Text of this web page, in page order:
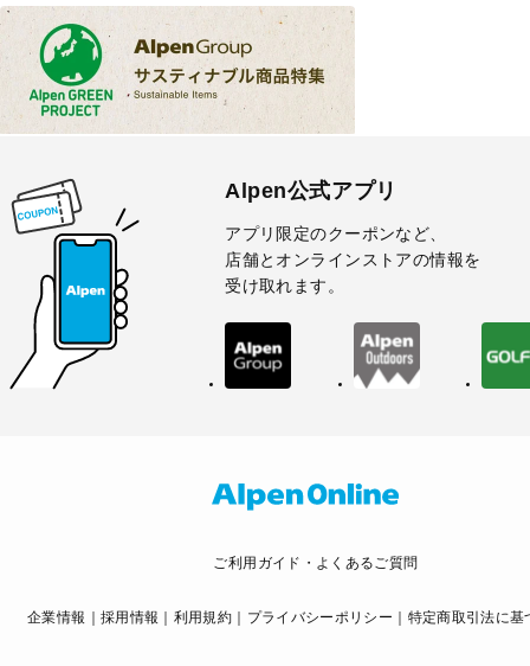
Alpen公式アプリ
アプリ限定のクーポンなど、
店舗とオンラインストアの情報を
受け取れます。
ご利用ガイド・よくあるご質問
企業情報 採用情報 利用規約 プライバシーポリシー 特定商取引法に基